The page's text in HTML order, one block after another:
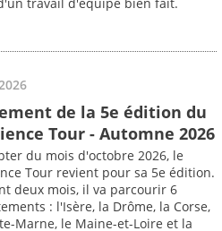
de la 5e édition du
Tour - Automne 2026
du mois d'octobre 2026, le
Tour revient pour sa 5e édition.
deux mois, il va parcourir 6
: l'Isère, la Drôme, la Corse,
Marne, le Maine-et-Loire et la